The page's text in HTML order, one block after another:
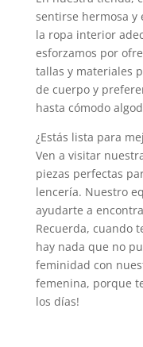
sentirse hermosa y
la ropa interior
esforzamos por
tallas y materiales
de cuerpo y
hasta cómodo
¿Estás lista para
Ven a visitar
piezas perfectas
lencería. Nuestro
ayudarte a
Recuerda, cuando
hay nada que no
feminidad con
femenina, porque
los días!